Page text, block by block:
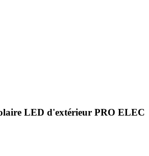
LED d'extérieur PRO ELEC